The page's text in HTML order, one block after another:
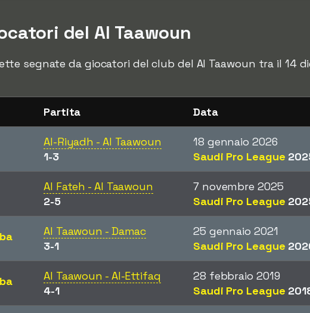
del Al Taawoun
segnate da giocatori del club del Al Taawoun tra il 14
Partita Data
Al-Riyadh - Al Taawoun
1-3
18 gennaio 2026
Saudi Pro League
Al Fateh - Al Taawoun
2-5
7 novembre 2025
Saudi Pro League
Al Taawoun - Damac
3-1
25 gennaio 2021
Saudi Pro League
Al Taawoun - Al-Ettifaq
4-1
28 febbraio 2019
Saudi Pro League